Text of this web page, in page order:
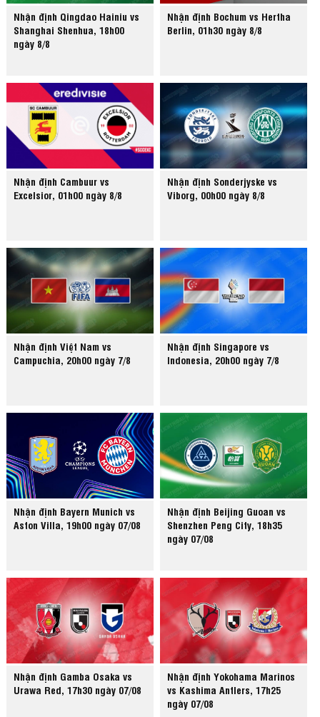
Nhận định Qingdao Hainiu vs
Shanghai Shenhua, 18h00
ngày 8/8
Nhận định Bochum vs Hertha
Berlin, 01h30 ngày 8/8
Nhận định Cambuur vs
Excelsior, 01h00 ngày 8/8
Nhận định Sonderjyske vs
Viborg, 00h00 ngày 8/8
Nhận định Việt Nam vs
Campuchia, 20h00 ngày 7/8
Nhận định Singapore vs
Indonesia, 20h00 ngày 7/8
Nhận định Bayern Munich vs
Aston Villa, 19h00 ngày 07/08
Nhận định Beijing Guoan vs
Shenzhen Peng City, 18h35
ngày 07/08
Nhận định Gamba Osaka vs
Urawa Red, 17h30 ngày 07/08
Nhận định Yokohama Marinos
vs Kashima Antlers, 17h25
ngày 07/08